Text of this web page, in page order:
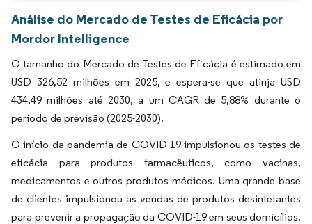
Análise do Mercado de Testes de Eficácia por
Mordor Intelligence
O tamanho do Mercado de Testes de Eficácia é estimado em
USD 326,52 milhões em 2025, e espera-se que atinja USD
434,49 milhões até 2030, a um CAGR de 5,88% durante o
período de previsão (2025-2030).
O início da pandemia de COVID-19 impulsionou os testes de
eficácia para produtos farmacêuticos, como vacinas,
medicamentos e outros produtos médicos. Uma grande base
de clientes impulsionou as vendas de produtos desinfetantes
para prevenir a propagação da COVID-19 em seus domicílios.